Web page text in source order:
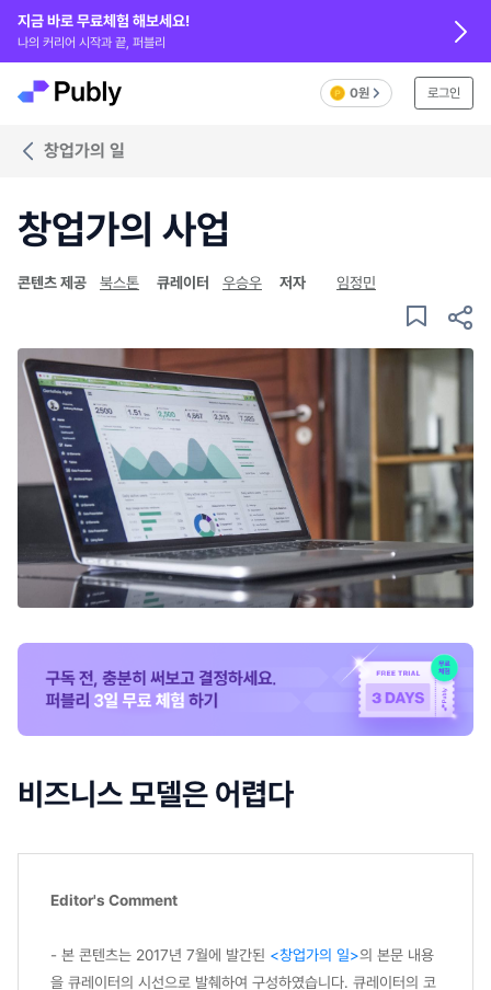
지금 바로 무료체험 해보세요!
나의 커리어 시작과 끝, 퍼블리
0원 로그인
창업가의 일
창업가의 사업
콘텐츠 제공 북스톤 큐레이터 우승우 저자 임정민
비즈니스 모델은 어렵다
Editor's Comment
- 본 콘텐츠는 2017년 7월에 발간된 <창업가의 일>의 본문 내용
을 큐레이터의 시선으로 발췌하여 구성하였습니다. 큐레이터의 코